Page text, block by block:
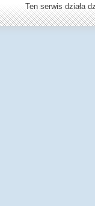
Ten serwis działa